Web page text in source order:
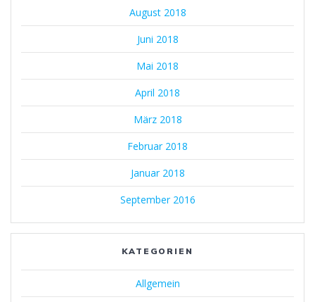
August 2018
Juni 2018
Mai 2018
April 2018
März 2018
Februar 2018
Januar 2018
September 2016
KATEGORIEN
Allgemein